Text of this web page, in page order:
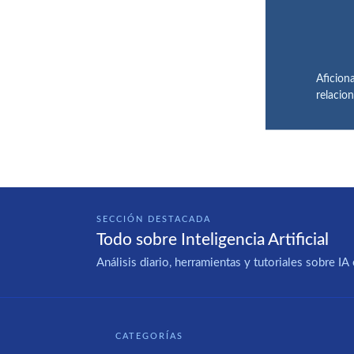
SECCIÓN DESTACADA
Todo sobre Inteligencia Artificial
Análisis diario, herramientas y tutoriales sobre
CATEGORÍAS